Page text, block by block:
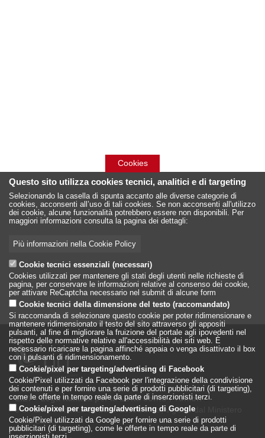
LILT - Lega Italiana per la Lotta conto i Tumori
è un Ente Pubblico su base associativa, vigilato dal Ministero
della Salute
Cookies
Questo sito utilizza cookies tecnici, analitici e di targeting
Selezionando la casella di spunta accanto alle diverse categorie di
cookies, acconsenti all’uso di tali cookies. Se non acconsenti all'utilizzo
dei cookie, alcune funzionalità potrebbero essere non disponibili. Per
maggiori informazioni consulta la pagina dei dettagli:
Più informazioni nella Cookie Policy
Cookie tecnici essenziali (necessari)
Cookies utilizzati per mantenere gli stati degli utenti nelle richieste di
pagina, per conservare le informazioni relative al consenso dei cookie,
per attivare ReCaptcha necessario nel submit di alcune form
Cookie tecnici della dimensione del testo (raccomandato)
Si raccomanda di selezionare questo cookie per poter ridimensionare e
mantenere ridimensionato il testo del sito attraverso gli appositi
pulsanti, al fine di migliorare la fruizione del portale agli ipovedenti nel
rispetto delle normative relative all'accessibilità dei siti web. È
necessario ricaricare la pagina affinché appaia o venga disattivato il box
con i pulsanti di ridimensionamento.
Cookie/pixel per targeting/advertising di Facebook
Cookie/Pixel utilizzati da Facebook per l'integrazione della condivisione
dei contenuti e per fornire una serie di prodotti pubblicitari (di targeting),
come le offerte in tempo reale da parte di inserzionisti terzi.
Cookie/pixel per targeting/advertising di Google
Cookie/Pixel utilizzati da Google per fornire una serie di prodotti
pubblicitari (di targeting), come le offerte in tempo reale da parte di